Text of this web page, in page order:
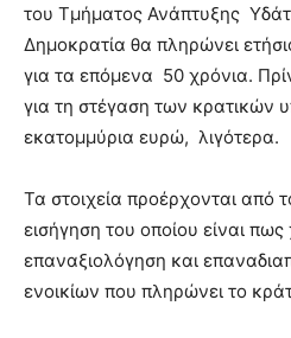
του Τμήματος Ανάπτυξης
Δημοκρατία θα πληρώνει
για τα επόμενα 50 χρόνια.
για τη στέγαση των κρατικών
εκατομμύρια ευρώ, λιγότερα.
Τα στοιχεία προέρχονται από
εισήγηση του οποίου είναι πως
επαναξιολόγηση και
ενοικίων που πληρώνει το